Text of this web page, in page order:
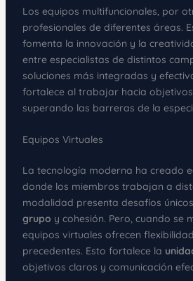
Los equipos multifuncionales, por
profesionales de diferentes áreas.
fomenta la innovación y la
entre especialistas de distintos
soluciones más integradas y
fortalece al trabajar hacia objetivos
superando las barreras de la
Equipos Virtuales
La tecnología moderna ha creado
donde los miembros trabajan a
modalidad presenta desafíos
grupo y cohesión. Pero, cuando se
equipos virtuales ofrecen
precedentes. Esto fortalece la
objetivos claros y comunicación